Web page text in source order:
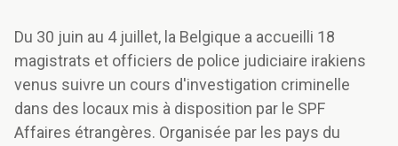
Du 30 juin au 4 juillet, la Belgique a accueilli 18
magistrats et officiers de police judiciaire irakiens
venus suivre un cours d'investigation criminelle
dans des locaux mis à disposition par le SPF
Affaires étrangères. Organisée par les pays du